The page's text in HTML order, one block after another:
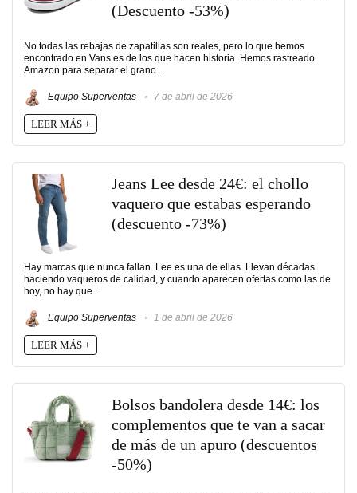
(Descuento -53%)
No todas las rebajas de zapatillas son reales, pero lo que hemos
encontrado en Vans es de los que hacen historia. Hemos rastreado
Amazon para separar el grano ...
Equipo Superventas 7 de abril de 2026
LEER MÁS +
Jeans Lee desde 24€: el chollo
vaquero que estabas esperando
(descuento -73%)
Hay marcas que nunca fallan. Lee es una de ellas. Llevan décadas
haciendo vaqueros de calidad, y cuando aparecen ofertas como las de
hoy, no hay que ...
Equipo Superventas 1 de abril de 2026
LEER MÁS +
Bolsos bandolera desde 14€: los
complementos que te van a sacar
de más de un apuro (descuentos
-50%)